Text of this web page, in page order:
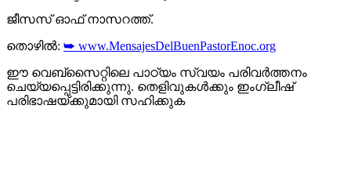
ജീസസ് ഓഫ് നാസറത്ത്.
തൊഴിൽ: ➥ www.MensajesDelBuenPastorEnoc.org
ഈ വെബ്സൈറ്റിലെ പാഠ്യം സ്വയം പരിവർത്തനം
ചെയ്യപ്പെട്ടിരിക്കുന്നു. തെളിവുകൾക്കും ഇംഗ്ലീഷ്
പരിഭാഷയ്ക്കുമായി സഹിക്കുക